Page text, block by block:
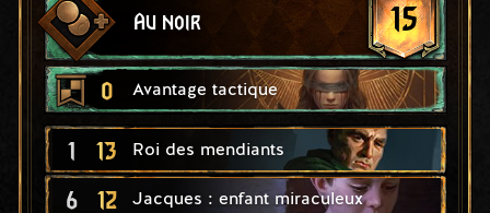
Au noir 15
0 Avantage tactique
1 13 Roi des mendiants
6 12 Jacques : enfant miraculeux